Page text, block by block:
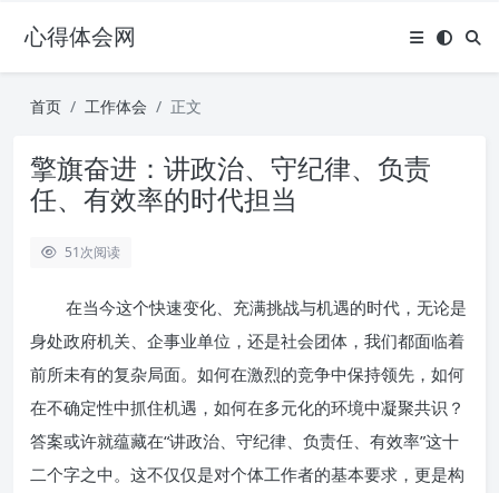
心得体会网
首页 工作体会 正文
擎旗奋进：讲政治、守纪律、负责
任、有效率的时代担当
51次阅读
在当今这个快速变化、充满挑战与机遇的时代，无论是
身处政府机关、企事业单位，还是社会团体，我们都面临着
前所未有的复杂局面。如何在激烈的竞争中保持领先，如何
在不确定性中抓住机遇，如何在多元化的环境中凝聚共识？
答案或许就蕴藏在“讲政治、守纪律、负责任、有效率”这十
二个字之中。这不仅仅是对个体工作者的基本要求，更是构